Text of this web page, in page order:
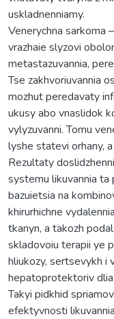
uskladnenniamy.
Venerychna sarkoma
vrazhaie slyzovi
metastazuvannia,
Tse zakhvoriuvannia
mozhut peredavaty
ukusy abo vnaslidok
vylyzuvanni. Tomu
lyshe statevi orhany,
Rezultaty
systemu likuvannia
bazuietsia na
khirurhichne
tkanyn, a takozh
skladovoiu terapii ye
hliukozy, sertsevykh i
hepatoprotektoriv dlia
Takyi pidkhid
efektyvnosti